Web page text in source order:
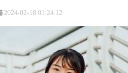
2024-02-18 01:24:12